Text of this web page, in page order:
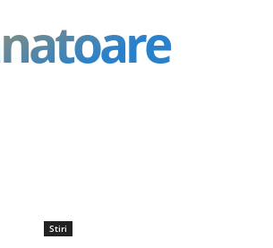
Stiri